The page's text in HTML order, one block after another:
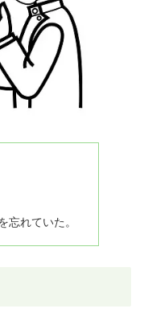
忘れていた。